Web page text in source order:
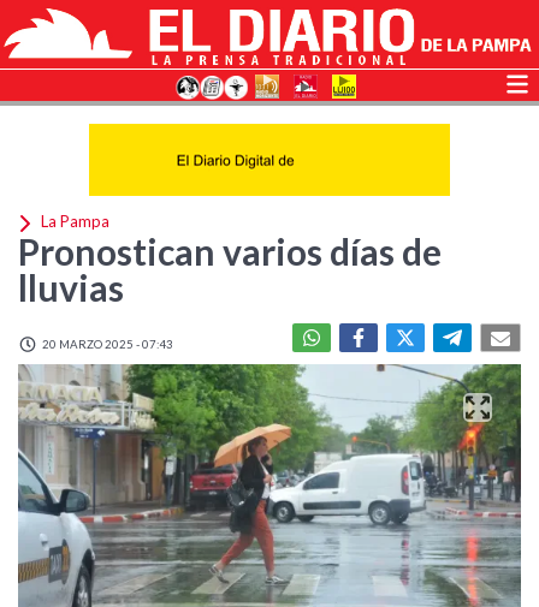
La Pampa
Pronostican varios días de
lluvias
20 MARZO 2025 - 07:43